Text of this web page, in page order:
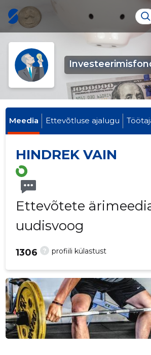
Meedia Ettevõtluse ajalugu
HINDREK VAIN
Ettevõtete
uudisvoog
? profiili külastust
1306